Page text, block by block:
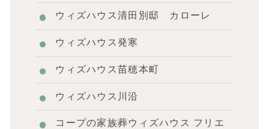
ウィズハウス清田別邸 カローレ
ウィズハウス発寒
ウィズハウス苗穂本町
ウィズハウス川沿
コープの家族葬ウィズハウス フリエ